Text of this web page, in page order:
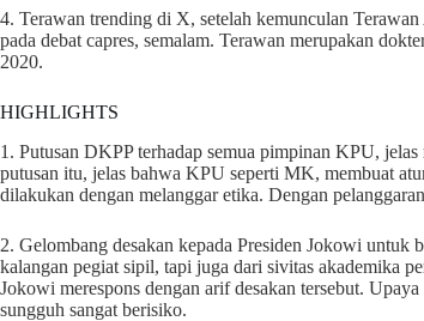
4. Terawan trending di X, setelah kemunculan
pada debat capres, semalam. Terawan merupakan
2020.
HIGHLIGHTS
1. Putusan DKPP terhadap semua pimpinan KPU,
putusan itu, jelas bahwa KPU seperti MK, membuat
dilakukan dengan melanggar etika. Dengan
2. Gelombang desakan kepada Presiden Jokowi untuk
kalangan pegiat sipil, tapi juga dari sivitas akademika
Jokowi merespons dengan arif desakan tersebut.
sungguh sangat berisiko.